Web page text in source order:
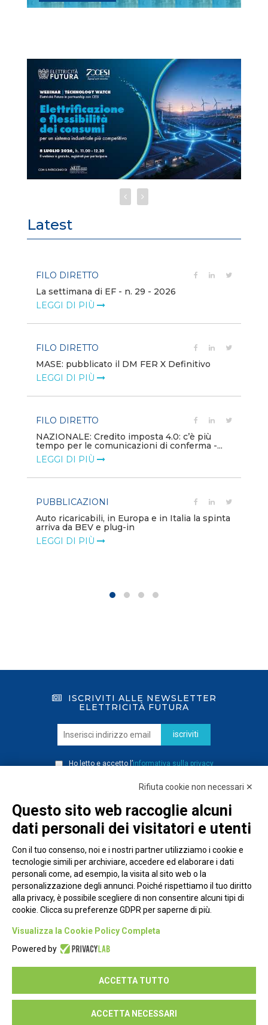
Latest
FILO DIRETTO
La settimana di EF - n. 29 - 2026
LEGGI DI PIÙ
FILO DIRETTO
MASE: pubblicato il DM FER X Definitivo
LEGGI DI PIÙ
FILO DIRETTO
NAZIONALE: Credito imposta 4.0: c’è più
tempo per le comunicazioni di conferma -...
LEGGI DI PIÙ
PUBBLICAZIONI
Auto ricaricabili, in Europa e in Italia la spinta
arriva da BEV e plug-in
LEGGI DI PIÙ
ISCRIVITI ALLE NEWSLETTER
ELETTRICITÀ FUTURA
iscriviti
Ho letto e accetto l’informativa sulla privacy
Piazza Alessandria, 24 - 00198 Roma
Privacy Policy
Seguici su:
Rifiuta cookie non necessari ✕
Questo sito web raccoglie alcuni
dati personali dei visitatori e utenti
Con il tuo consenso, noi e i nostri partner utilizziamo i cookie e
tecnologie simili per archiviare, accedere ed elaborare i dati
personali come, ad esempio, la visita al sito web o la
personalizzazione degli annunci. Poiché rispettiamo il tuo diritto
alla privacy, è possibile scegliere di non consentire alcuni tipi di
cookie. Clicca su preferenze GDPR per saperne di più.
Visualizza la Cookie Policy Completa
Powered by
ACCETTA TUTTO
ACCETTA NECESSARI